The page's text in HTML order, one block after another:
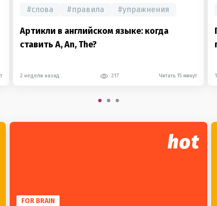
#слова #правила #упражнения
Артикли в английском языке: когда
ставить A, An, The?
2 недели назад 217 Читать 15 минут
hot
FOR BRAIN